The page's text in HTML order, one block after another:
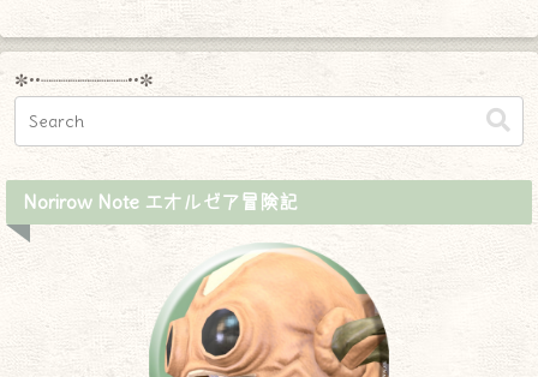
✼••┈┈┈┈┈┈┈┈┈••✼
Norirow Note エオルゼア冒険記